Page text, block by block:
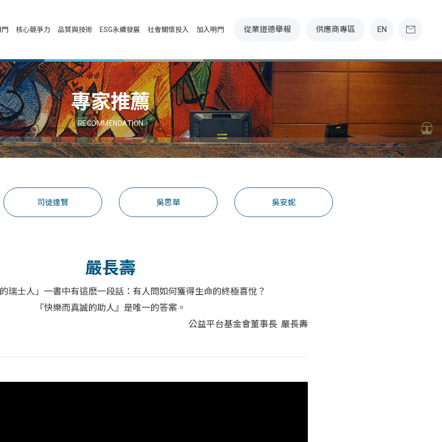
核心競爭力 品質與技術 ESG永續發展 社會關懷投入 加入明門 從業道德舉報 供應商專區 EN
專家推薦
RECOMMENDATION
司徒達賢 吳思華 吳安妮
嚴長壽
的瑞士人」一書中有這麽一段話：有人問如何獲得生命的終極喜悅？
『快樂而真誠的助人』是唯一的答案。
公益平台基金會董事長 嚴長壽